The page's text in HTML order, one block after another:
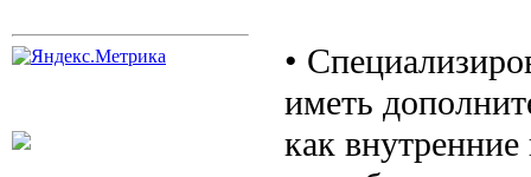
•
иметь
как